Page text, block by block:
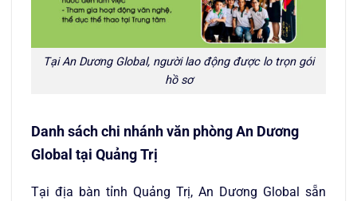
Tại An Dương Global, người lao động được lo trọn gói
hồ sơ
Danh sách chi nhánh văn phòng An Dương
Global tại Quảng Trị
Tại địa bàn tỉnh Quảng Trị, An Dương Global sẵn